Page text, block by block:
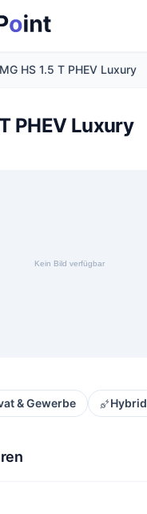
MG HS 1.5 T PHEV Luxury
PHEV Luxury
& Gewerbe Hybrid